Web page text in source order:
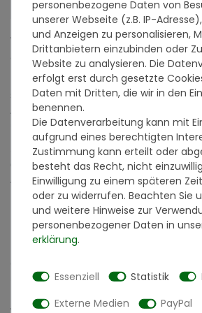
Wir sind von unseren Produkten
auch!
Ein Bild sagt mehr als 1000 Worte. Doch
sagt mindestens 1000 Worte mehr. Mit
Aktion können Sie sich vollkommen
unserer Produkte überzeugen.
Sie erhalten ein Farbmuster, in der
der Originalware aus der Charge, die wir
Abverkauf haben.
Bitte beachten Sie:
Die Farbmuster dienen ausschließlich der
bieten keine verbindliche Zusicherung
Körnungsstruktur. Unsere Materialien
und Unterschiede im Körnungsaufbau
werden.
personenbezogene Daten von
unserer Webseite (z.B. IP-
und Anzeigen zu personalisieren,
Drittanbietern einzubinden oder
Website zu analysieren. Die
erfolgt erst durch gesetzte
Daten mit Dritten, die wir in den
benennen.
Die Datenverarbeitung kann mit
aufgrund eines berechtigten
Zustimmung kann erteilt oder
besteht das Recht, nicht
Einwilligung zu einem späteren
oder zu widerrufen. Beachten Sie
und weitere Hinweise zur
personenbezogener Daten in
erklärung.
Essenziell Statistik
Externe Medien
PayPal